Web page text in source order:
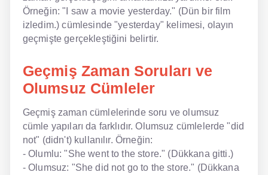
Örneğin: "I saw a movie yesterday." (Dün bir film
izledim.) cümlesinde "yesterday" kelimesi, olayın
geçmişte gerçekleştiğini belirtir.
Geçmiş Zaman Soruları ve
Olumsuz Cümleler
Geçmiş zaman cümlelerinde soru ve olumsuz
cümle yapıları da farklıdır. Olumsuz cümlelerde "did
not" (didn't) kullanılır. Örneğin:
- Olumlu: "She went to the store." (Dükkana gitti.)
- Olumsuz: "She did not go to the store." (Dükkana